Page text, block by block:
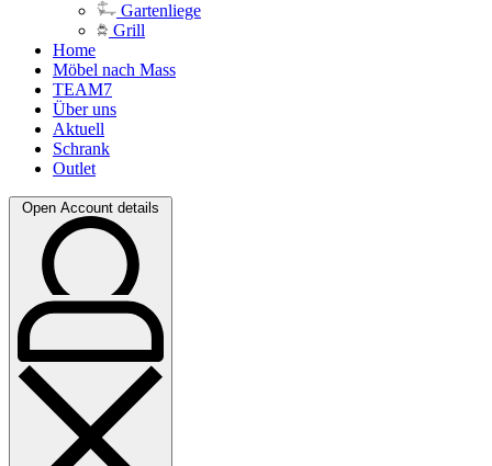
Gartenliege
Grill
Home
Möbel nach Mass
TEAM7
Über uns
Aktuell
Schrank
Outlet
Open Account details